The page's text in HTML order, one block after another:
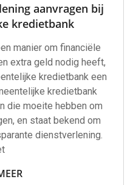
aanvragen bij
kredietbank
manier om financiële
extra geld nodig heeft,
kredietbank een
kredietbank
die moeite hebben om
en staat bekend om
dienstverlening.